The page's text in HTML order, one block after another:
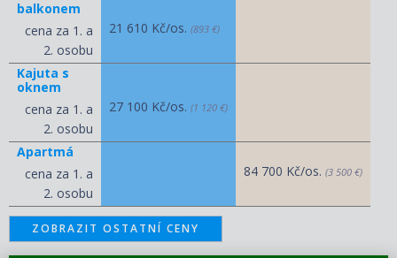
balkonem
cena za 1. a
2. osobu
21 610 Kč/os. (893 €)
Kajuta s
oknem
cena za 1. a
2. osobu
27 100 Kč/os. (1 120 €)
Apartmá
cena za 1. a
2. osobu
84 700 Kč/os. (3 500 €)
ZOBRAZIT OSTATNÍ CENY